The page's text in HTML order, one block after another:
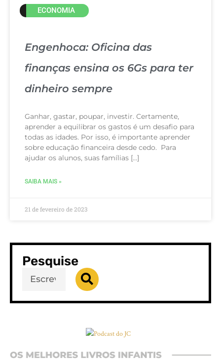
ECONOMIA
Engenhoca: Oficina das
finanças ensina os 6Gs para ter
dinheiro sempre
Ganhar, gastar, poupar, investir. Certamente,
aprender a equilibrar os gastos é um desafio para
todas as idades. Por isso, é importante aprender
sobre educação financeira desde cedo. Para
ajudar os alunos, suas famílias […]
SAIBA MAIS »
21 de fevereiro de 2023
Pesquise